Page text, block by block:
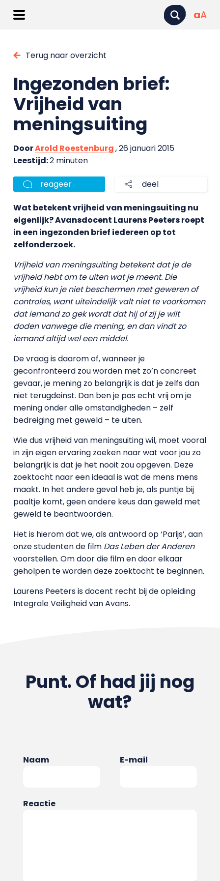
aA
Terug naar overzicht
Ingezonden brief:
Vrijheid van
meningsuiting
DoorArold Roestenburg, 26 januari 2015
Leestijd:2 minuten
reageer deel
Wat betekent vrijheid van meningsuiting nu
eigenlijk? Avansdocent Laurens Peeters roept
in een ingezonden brief iedereen op tot
zelfonderzoek.
Vrijheid van meningsuiting betekent dat je de
vrijheid hebt om te uiten wat je meent. Die
vrijheid kun je niet beschermen met geweren of
controles, want uiteindelijk valt niet te voorkomen
dat iemand zo gek wordt dat hij of zij je wilt
doden vanwege die mening, en dan vindt zo
iemand altijd wel een middel.
De vraag is daarom of, wanneer je
geconfronteerd zou worden met zo’n concreet
gevaar, je mening zo belangrijk is dat je zelfs dan
niet terugdeinst. Dan ben je pas echt vrij om je
mening onder alle omstandigheden – zelf
bedreiging met geweld – te uiten.
Wie dus vrijheid van meningsuiting wil, moet vooral
in zijn eigen ervaring zoeken naar wat voor jou zo
belangrijk is dat je het nooit zou opgeven. Deze
zoektocht naar een ideaal is wat de mens mens
maakt. In het andere geval heb je, als puntje bij
paaltje komt, geen andere keus dan geweld met
geweld te beantwoorden.
Het is hierom dat we, als antwoord op ‘Parijs’, aan
onze studenten de film Das Leben der Anderen
voorstellen. Om door die film en door elkaar
geholpen te worden deze zoektocht te beginnen.
Laurens Peeters is docent recht bij de opleiding
Integrale Veiligheid van Avans.
Punt. Of had jij nog
wat?
Naam E-mail
Reactie